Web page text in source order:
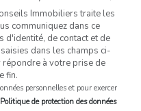
Immobiliers traite les
communiquez dans ce
d'identité, de contact et de
dans les champs ci-
à votre prise de
fin.
personnelles et pour exercer
de protection des données